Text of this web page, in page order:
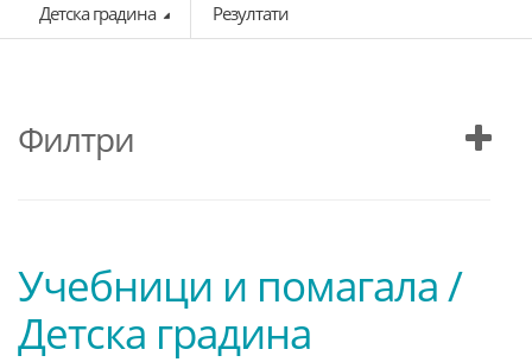
Детска градина Резултати
Филтри
Учебници и помагала /
Детска градина